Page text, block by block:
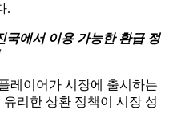
.
국에서 이용 가능한 환급 정
레이어가 시장에 출시하는
리한 상환 정책이 시장 성